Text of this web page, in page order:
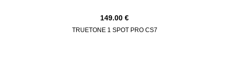
149.00
TRUETONE 1 SPOT PRO CS7